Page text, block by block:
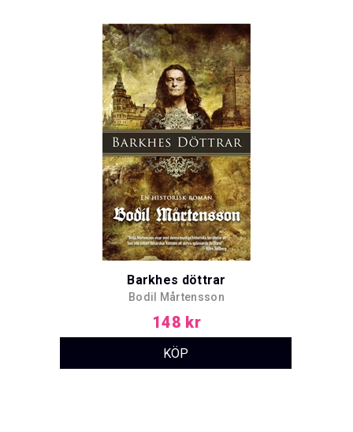
Barkhes döttrar
Bodil Mårtensson
148 kr